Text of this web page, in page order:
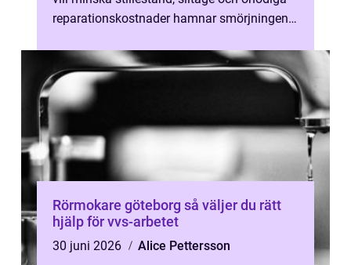
reparationskostnader hamnar smörjningen
Rörmokare göteborg så väljer du rätt
hjälp för vvs-arbetet
30 juni 2026
Alice Pettersson